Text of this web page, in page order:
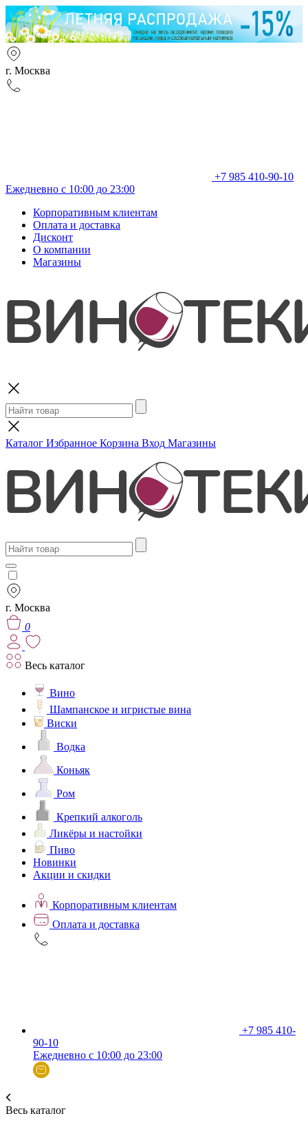
г. Москва
+7 985 410-90-10
Ежедневно с 10:00 до 23:00
Корпоративным клиентам
Оплата и доставка
Дисконт
О компании
Магазины
Каталог Избранное Корзина Вход Магазины
г. Москва
0
Весь каталог
Вино
Шампанское и игристые вина
Виски
Водка
Коньяк
Ром
Крепкий алкоголь
Ликёры и настойки
Пиво
Новинки
Акции и скидки
Корпоративным клиентам
Оплата и доставка
+7 985 410-
90-10
Ежедневно с 10:00 до 23:00
Весь каталог